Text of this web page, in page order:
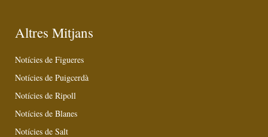
Altres Mitjans
Notícies de Figueres
Notícies de Puigcerdà
Notícies de Ripoll
Notícies de Blanes
Notícies de Salt